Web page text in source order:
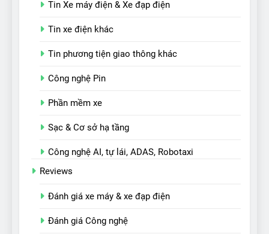
Tin Xe máy điện & Xe đạp điện
Tin xe điện khác
Tin phương tiện giao thông khác
Công nghệ Pin
Phần mềm xe
Sạc & Cơ sở hạ tầng
Công nghệ AI, tự lái, ADAS, Robotaxi
Reviews
Đánh giá xe máy & xe đạp điện
Đánh giá Công nghệ